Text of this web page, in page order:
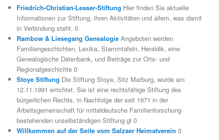
Friedrich-Christian-Lesser-Stiftung Hier finden Sie aktuelle
Informationen zur Stiftung, ihren Aktivitäten und allem, was damit
in Verbindung steht. 0
Rambow & Liesegang Genealogie Angeboten werden
Familiengeschichten, Lexika, Stammtafeln, Heraldik, eine
Genealogische Datenbank, und Beiträge zur Orts- und
Regionalgeschichte 0
Stoye Stiftung Die Stiftung Stoye, Sitz Marburg, wurde am
12.11.1991 errichtet. Sie ist eine rechtsfähige Stiftung des
bürgerlichen Rechts, in Nachfolge der seit 1971 in der
Arbeitsgemeinschaft für mitteldeutsche Familienforschung
bestehenden unselbständigen Stiftung gl 0
Willkommen auf der Seite vom Salzaer Heimatverein 0